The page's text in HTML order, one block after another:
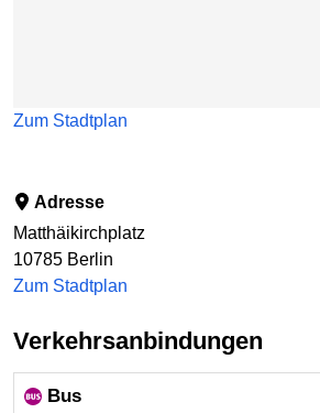
Zum Stadtplan
Adresse
Matthäikirchplatz
10785 Berlin
Zum Stadtplan
Verkehrsanbindungen
Bus